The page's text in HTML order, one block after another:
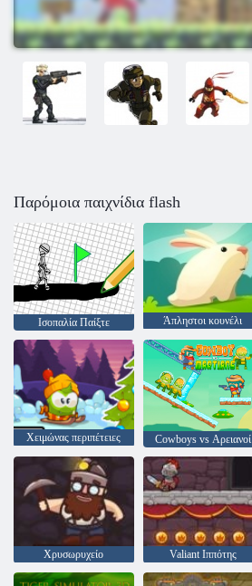
Παρόμοια παιχνίδια flash
Ισοπαλία Παίξτε Άπληστοι κουνέλι
Χειμώνας περιπέτειες Cowboys vs Αρειανοί
Χρυσωρυχείο Valiant Ιππότης